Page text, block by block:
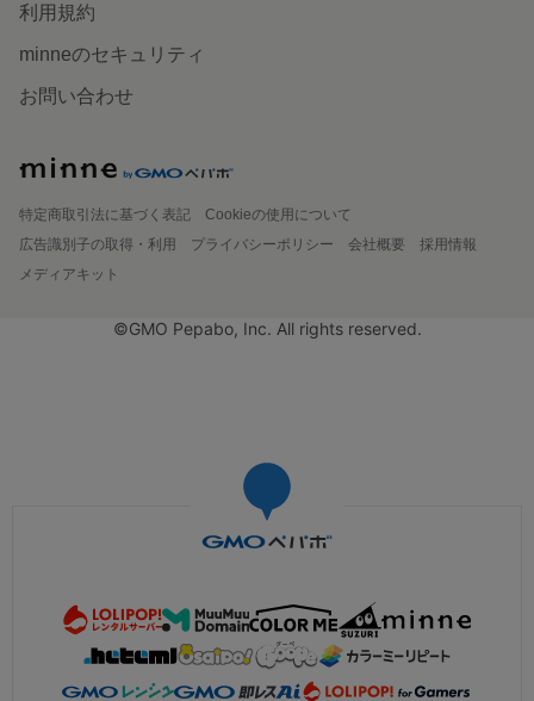
利用規約
minneのセキュリティ
お問い合わせ
特定商取引法に基づく表記
Cookieの使用について
広告識別子の取得・利用
プライバシーポリシー 会社概要
採用情報
メディアキット
©GMO Pepabo, Inc. All rights reserved.